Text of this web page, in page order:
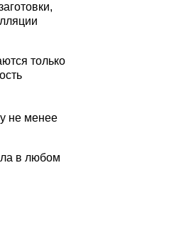
только
не менее
в любом